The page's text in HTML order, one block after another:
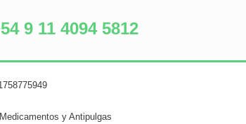
9 11 4094 5812
Medicamentos y Antipulgas